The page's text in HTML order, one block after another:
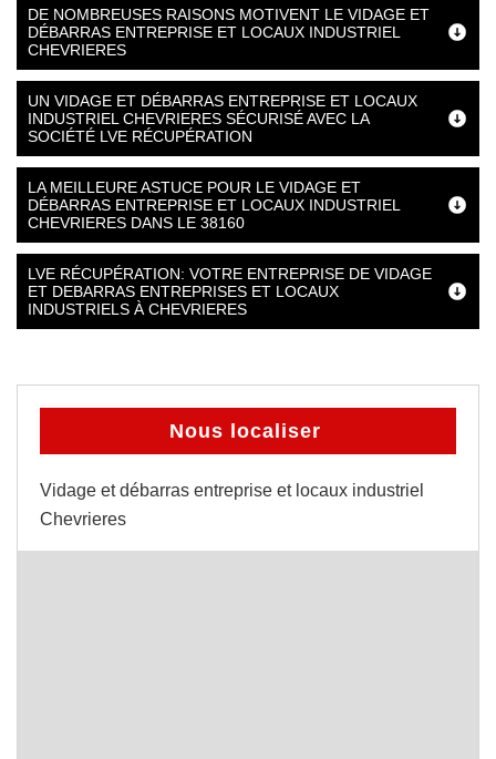
DE NOMBREUSES RAISONS MOTIVENT LE VIDAGE ET
DÉBARRAS ENTREPRISE ET LOCAUX INDUSTRIEL
CHEVRIERES
UN VIDAGE ET DÉBARRAS ENTREPRISE ET LOCAUX
INDUSTRIEL CHEVRIERES SÉCURISÉ AVEC LA
SOCIÉTÉ LVE RÉCUPÉRATION
LA MEILLEURE ASTUCE POUR LE VIDAGE ET
DÉBARRAS ENTREPRISE ET LOCAUX INDUSTRIEL
CHEVRIERES DANS LE 38160
LVE RÉCUPÉRATION: VOTRE ENTREPRISE DE VIDAGE
ET DEBARRAS ENTREPRISES ET LOCAUX
INDUSTRIELS À CHEVRIERES
Nous localiser
Vidage et débarras entreprise et locaux industriel
Chevrieres